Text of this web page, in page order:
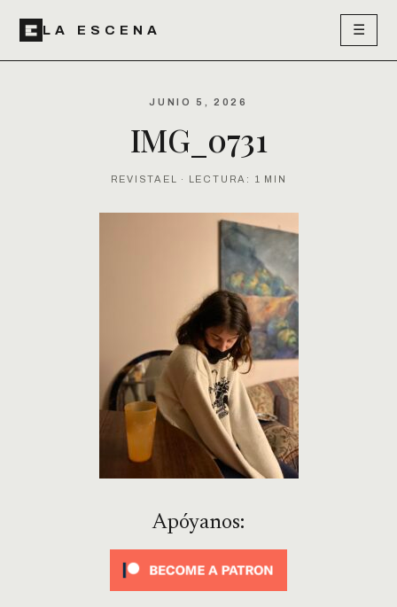
LA ESCENA ☰
JUNIO 5, 2026
IMG_0731
REVISTAEL · LECTURA: 1 MIN
Apóyanos: